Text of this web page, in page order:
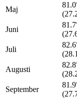
Maj
Juni
Juli
Augusti
September